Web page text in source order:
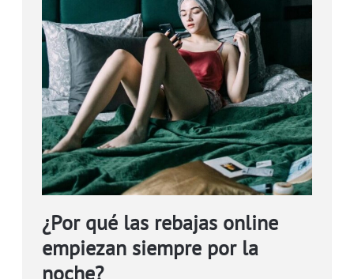
¿Por qué las rebajas online
empiezan siempre por la
noche?